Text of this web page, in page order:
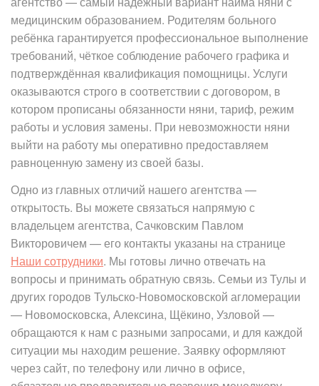
медицинским образованием. Родителям больного
ребёнка гарантируется профессиональное выполнение
требований, чёткое соблюдение рабочего графика и
подтверждённая квалификация помощницы. Услуги
оказываются строго в соответствии с договором, в
котором прописаны обязанности няни, тариф, режим
работы и условия замены. При невозможности няни
выйти на работу мы оперативно предоставляем
равноценную замену из своей базы.
Одно из главных отличий нашего агентства —
открытость. Вы можете связаться напрямую с
владельцем агентства, Сачковским Павлом
Викторовичем — его контакты указаны на странице
Наши сотрудники. Мы готовы лично отвечать на
вопросы и принимать обратную связь. Семьи из Тулы и
других городов Тульско-Новомосковской агломерации
— Новомосковска, Алексина, Щёкино, Узловой —
обращаются к нам с разными запросами, и для каждой
ситуации мы находим решение. Заявку оформляют
через сайт, по телефону или лично в офисе,